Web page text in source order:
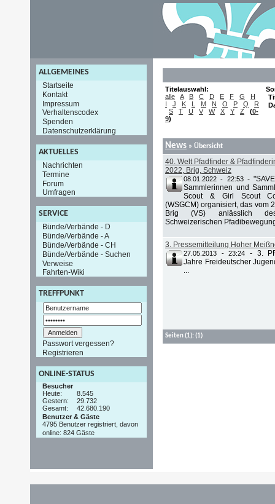
ALLGEMEINES
Startseite
Kontakt
Impressum
Verhaltenscodex
Spenden
Datenschutzerklärung
AKTUELLES
Nachrichten
Termine
Forum
Umfragen
SERVICE
Bünde/Verbände - D
Bünde/Verbände - A
Bünde/Verbände - CH
Bünde/Verbände - Suchen
Verweise
Fahrten-Wiki
TREFFPUNKT
Passwort vergessen?
Registrieren
ONLINE-STATUS
Besucher
Heute:
8.545
Gestern:
29.732
Gesamt:
42.680.190
Benutzer & Gäste
4795 Benutzer registriert, davon
online: 824 Gäste
Titelauswahl:
alle
A B C D E F G
H
I
J K L M N O P Q
R
S
T U V W X Y Z (0-
9)
News » Übersicht
40. Welt Pfadfinder &
2022, Brig, Schweiz
08.01.2022 - 22:53-
Sammlerinnen und
Scout & Girl Scout
(WSGCM) organisiert, das vom
Brig (VS) anlässlich
Schweizerischen
3. Pressemitteilung Hoher
27.05.2013 - 23:24 - 3.
Jahre Freideutscher
...
Seiten(1): (1)